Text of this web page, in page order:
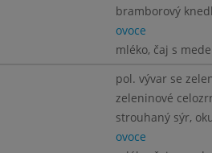
bramborový
ovoce
mléko, čaj s
pol. vývar se
zeleninové
strouhaný sýr,
ovoce